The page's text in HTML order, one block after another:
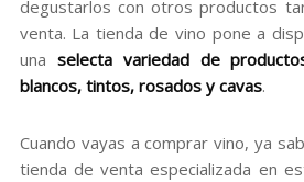
degustarlos con otros productos
venta. La tienda de vino pone a
una selecta variedad de
blancos, tintos, rosados y cavas.
Cuando vayas a comprar vino, ya
tienda de venta especializada en